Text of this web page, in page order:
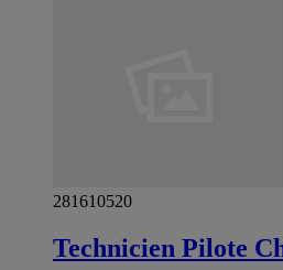
281610520
Technicien Pilote